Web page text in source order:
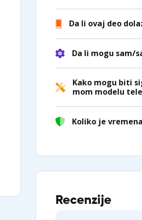
Da li ovaj deo
Da li mogu sam/
Kako mogu biti
mom modelu
Koliko je
Recenzije